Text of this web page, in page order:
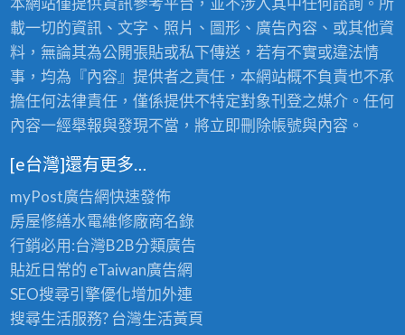
載一切的資訊、文字、照片、圖形、廣告內容、或其他資
料，無論其為公開張貼或私下傳送，若有不實或違法情
事，均為『內容』提供者之責任，本網站概不負責也不承
擔任何法律責任，僅係提供不特定對象刊登之媒介。任何
內容一經舉報與發現不當，將立即刪除帳號與內容。
[e台灣]還有更多…
myPost廣告網快速發佈
房屋修繕水電維修廠商名錄
行銷必用:台灣B2B分類廣告
貼近日常的 eTaiwan廣告網
SEO搜尋引擎優化增加外連
搜尋生活服務? 台灣生活黃頁